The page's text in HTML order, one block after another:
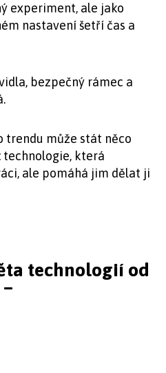
experiment, ale jako
nastavení šetří čas a
bezpečný rámec a
trendu může stát něco
která
ale pomáhá jim dělat ji
technologií od